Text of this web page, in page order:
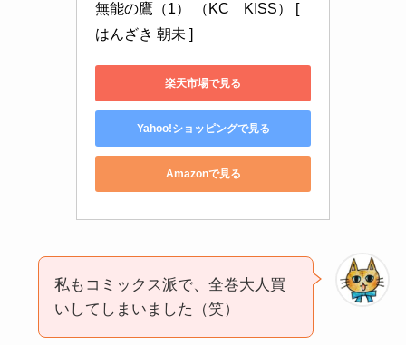
無能の鷹（1） （KC　KISS） [
はんざき 朝未 ]
楽天市場で見る
Yahoo!ショッピングで見る
Amazonで見る
私もコミックス派で、全巻大人買
いしてしまいました（笑）